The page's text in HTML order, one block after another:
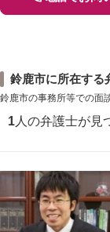
鈴鹿市に所在する
鈴鹿市の事務所等での面
1 人の弁護士が見